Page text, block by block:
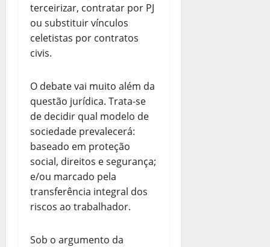
terceirizar, contratar por PJ
ou substituir vínculos
celetistas por contratos
civis.
O debate vai muito além da
questão jurídica. Trata-se
de decidir qual modelo de
sociedade prevalecerá:
baseado em proteção
social, direitos e segurança;
e/ou marcado pela
transferência integral dos
riscos ao trabalhador.
Sob o argumento da